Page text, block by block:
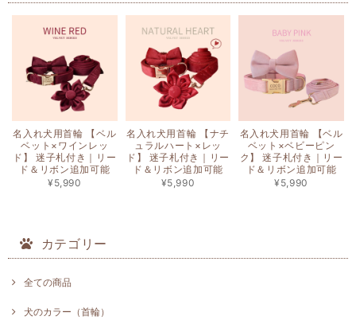
名入れ犬用首輪 【ベル
ベット×ワインレッ
ド】 迷子札付き｜リー
ド＆リボン追加可能
¥5,990
名入れ犬用首輪 【ナチ
ュラルハート×レッ
ド】 迷子札付き｜リー
ド＆リボン追加可能
¥5,990
名入れ犬用首輪 【ベル
ベット×ベビーピン
ク】 迷子札付き｜リー
ド＆リボン追加可能
¥5,990
カテゴリー
全ての商品
犬のカラー（首輪）